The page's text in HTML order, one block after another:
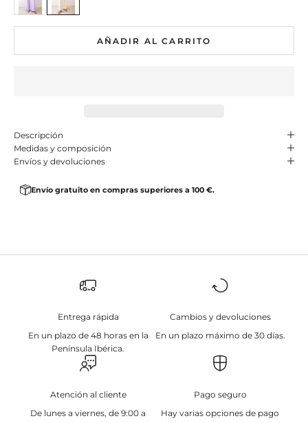
AÑADIR AL CARRITO
Descripción
Medidas y composición
Envíos y devoluciones
Envío gratuito en compras superiores a 100 €.
Entrega rápida
En un plazo de 48 horas en la
Península Ibérica.
Cambios y devoluciones
En un plazo máximo de 30 días.
Atención al cliente
De lunes a viernes, de 9:00 a
Pago seguro
Hay varias opciones de pago